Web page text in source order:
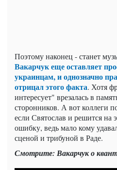
Поэтому наконец - станет
Вакарчук еще оставляет
украинцам, и однозначно
отрицал этого факта. Хотя
интересует" врезалась в
сторонников. А вот коллеги
если Святослав и решится на
ошибку, ведь мало кому
сценой и трибуной в Раде.
Смотрите: Вакарчук о